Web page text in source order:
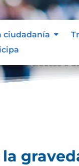
ciudadanía
Extra-proceso o